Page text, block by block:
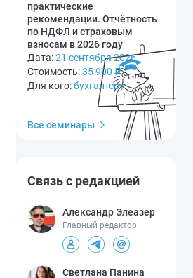
практические
рекомендации. Отчётность
по НДФЛ и страховым
взносам в 2026 году
Дата:21 сентября 2026
Стоимость:35 900 ₽
Для кого:бухгалтеру
Все семинары
Связь с редакцией
Александр Элеазер
Главный редактор
Светлана Панина